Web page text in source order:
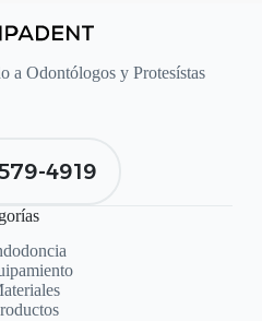
a Odontólogos y Protesístas
4919